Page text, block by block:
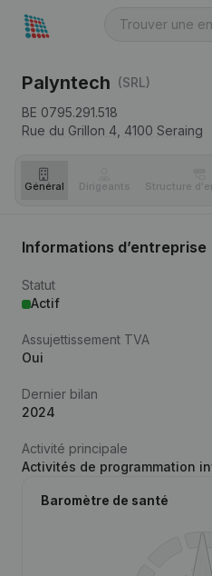
Palyntech (SRL)
BE 0795.291.518
Rue du Grillon 4, 4100 Seraing
Général Dirigeants Structure
Informations d’entreprise
Statut
Actif
Assujettissement TVA
Oui
Dernier bilan
2024
Activité principale
Activités de programmation
Baromètre de santé